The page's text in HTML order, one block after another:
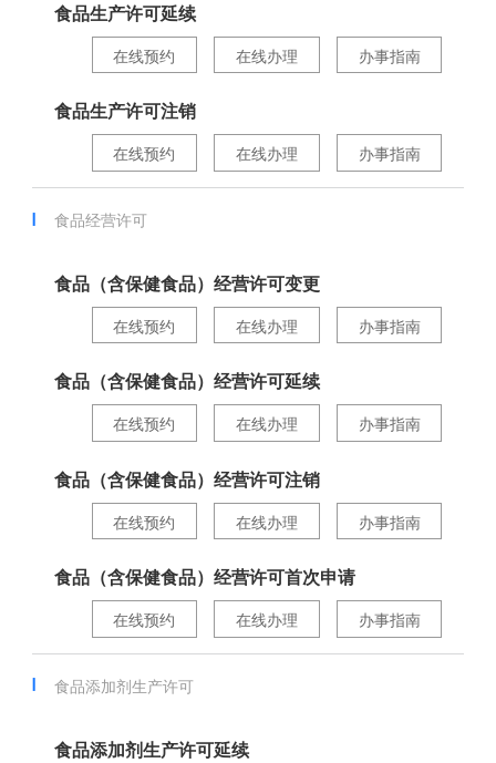
食品生产许可延续
办事指南
在线办理
在线预约
食品生产许可注销
办事指南
在线办理
在线预约
食品经营许可
食品（含保健食品）经营许可变更
办事指南
在线办理
在线预约
食品（含保健食品）经营许可延续
办事指南
在线办理
在线预约
食品（含保健食品）经营许可注销
办事指南
在线办理
在线预约
食品（含保健食品）经营许可首次申请
办事指南
在线办理
在线预约
食品添加剂生产许可
食品添加剂生产许可延续